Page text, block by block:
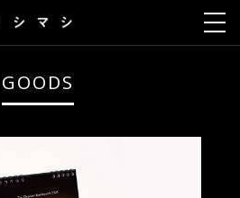
GOODS